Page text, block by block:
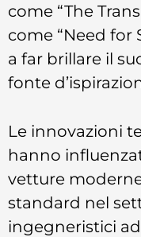
come “The
come “Need
a far brillare il
fonte
Le innovazioni
hanno
vetture
standard nel
ingegneristici